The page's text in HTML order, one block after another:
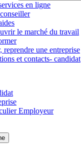
en ligne
le marché du travail
reprendre une entreprise
et contacts- candidat
Employeur